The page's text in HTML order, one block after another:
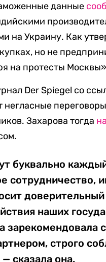
данные
на Украину. Как
но не
на протесты
Der Spiegel со
негласные
Захарова тогда
буквально
сотрудничество,
наших
зарекомендовала
строго
сказала она.